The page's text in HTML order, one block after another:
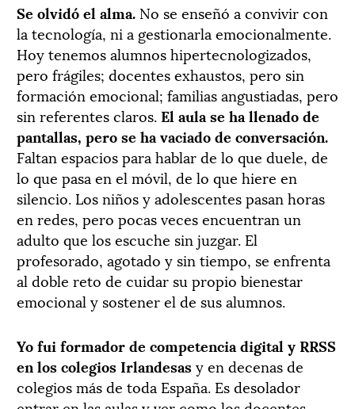
Se olvidó el alma. No se enseñó a convivir con
la tecnología, ni a gestionarla emocionalmente.
Hoy tenemos alumnos hipertecnologizados,
pero frágiles; docentes exhaustos, pero sin
formación emocional; familias angustiadas, pero
sin referentes claros.El aula se ha llenado de
pantallas, pero se ha vaciado de conversación.
Faltan espacios para hablar de lo que duele, de
lo que pasa en el móvil, de lo que hiere en
silencio. Los niños y adolescentes pasan horas
en redes, pero pocas veces encuentran un
adulto que los escuche sin juzgar. El
profesorado, agotado y sin tiempo, se enfrenta
al doble reto de cuidar su propio bienestar
emocional y sostener el de sus alumnos.
Yo fui formador de competencia digital y RRSS
en los colegios Irlandesasy en decenas de
colegios más de toda España. Es desolador